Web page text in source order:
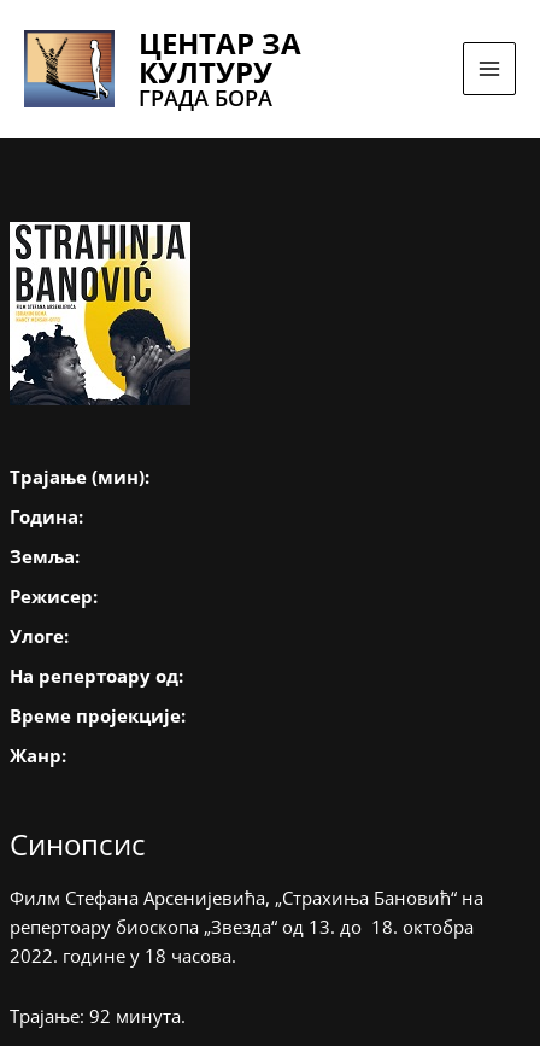
sadržaj
ЦЕНТАР ЗА
КУЛТУРУ
ГРАДА БОРА
Трајање (мин):
Година:
Земља:
Режисер:
Улоге:
На репертоару од:
Време пројекције:
Жанр:
Синопсис
Филм Стефана Арсенијевића, „Страхиња Бановић“ на
репертоару биоскопа „Звезда“ од 13. до 18. октобра
2022. године у 18 часова.
Трајање: 92 минута.